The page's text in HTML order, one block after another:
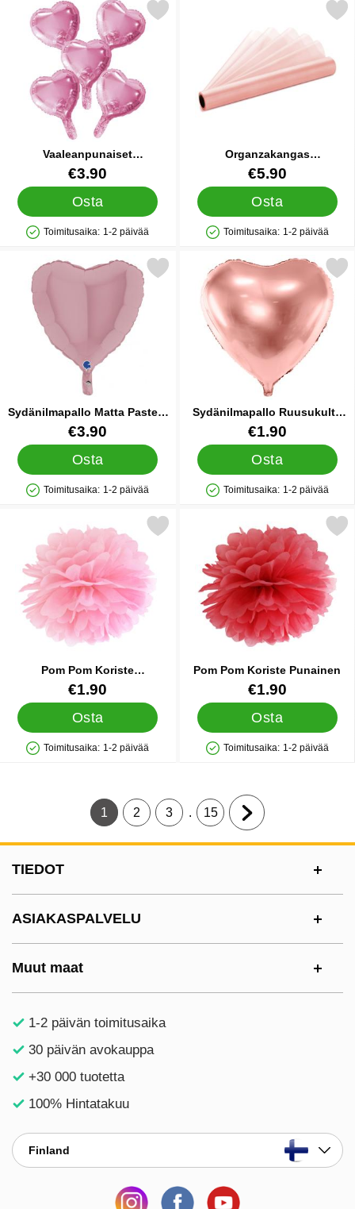
Vaaleanpunaiset
Sydänilmapalllot Folio 5-
pakkaus
Tuote.nro 17858
€3.90
Osta
Saatavuus: Varastossa
Toimitusaika: 1-2 päivää
vaaleanpunaiset Sydänilmapalllot Folio 5-pakkaus suosikiksi
Organzakangas
Vaaleanpunainen
Tuote.nro 19719
€5.90
Osta
Saatavuus: Varastossa
Toimitusaika: 1-2 päivää
Merkitse organzakangas
Sydänilmapallo Matta Pastelli
Vaaleanpinkki 46 cm
Tuote.nro 20913
€3.90
Osta
Saatavuus: Varastossa
Toimitusaika: 1-2 päivää
sydänilmapallo Matta Pastelli Vaaleanpinkki 46 cm suosikiksi
Sydänilmapallo Ruusukulta
Folio
Tuote.nro 21589
€1.90
Osta
Saatavuus: Varastossa
Toimitusaika: 1-2 päivää
Merkitse sydänilmapallo
Pom Pom Koriste
Vaaleanpinkki
Tuote.nro 26029
€1.90
Osta
Saatavuus: Varastossa
Toimitusaika: 1-2 päivää
Merkitse pom Pom Koriste Vaaleanpinkki suosikiksi
Pom Pom Koriste Punainen
Tuote.nro 26030
€1.90
Osta
Saatavuus: Varastossa
Toimitusaika: 1-2 päivää
Merkitse pom Pom
Tämänhetkinen sivu, Sivu
1
Siirry sivulle
2
Siirry sivulle
3
.
Siirry sivulle
15
Siirry seuraavalle
TIEDOT
ASIAKASPALVELU
Muut maat
1-2 päivän toimitusaika
30 päivän avokauppa
+30 000 tuotetta
100% Hintatakuu
Finland